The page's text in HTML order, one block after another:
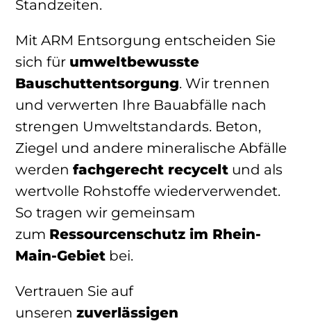
Standzeiten.
Mit ARM Entsorgung entscheiden Sie
sich für umweltbewusste
Bauschuttentsorgung. Wir trennen
und verwerten Ihre Bauabfälle nach
strengen Umweltstandards. Beton,
Ziegel und andere mineralische Abfälle
werden fachgerecht recycelt und als
wertvolle Rohstoffe wiederverwendet.
So tragen wir gemeinsam
zum Ressourcenschutz im Rhein-
Main-Gebiet bei.
Vertrauen Sie auf
unseren zuverlässigen